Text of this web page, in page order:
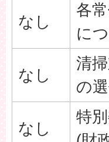
なし
各
に
なし
清
の
なし
特